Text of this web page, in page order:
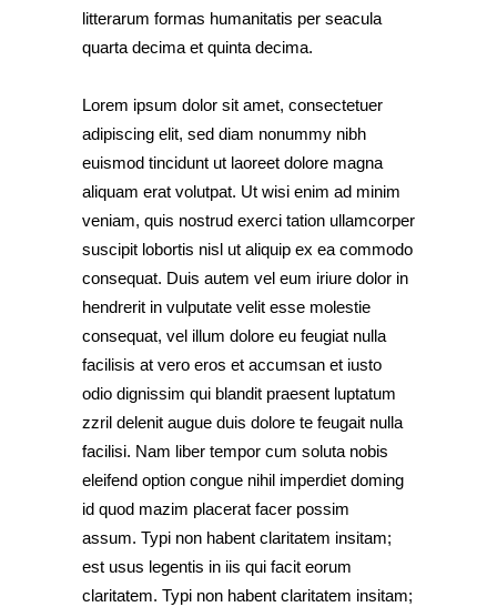
litterarum formas humanitatis per seacula
quarta decima et quinta decima.
Lorem ipsum dolor sit amet, consectetuer
adipiscing elit, sed diam nonummy nibh
euismod tincidunt ut laoreet dolore magna
aliquam erat volutpat. Ut wisi enim ad minim
veniam, quis nostrud exerci tation ullamcorper
suscipit lobortis nisl ut aliquip ex ea commodo
consequat. Duis autem vel eum iriure dolor in
hendrerit in vulputate velit esse molestie
consequat, vel illum dolore eu feugiat nulla
facilisis at vero eros et accumsan et iusto
odio dignissim qui blandit praesent luptatum
zzril delenit augue duis dolore te feugait nulla
facilisi. Nam liber tempor cum soluta nobis
eleifend option congue nihil imperdiet doming
id quod mazim placerat facer possim
assum. Typi non habent claritatem insitam;
est usus legentis in iis qui facit eorum
claritatem. Typi non habent claritatem insitam;